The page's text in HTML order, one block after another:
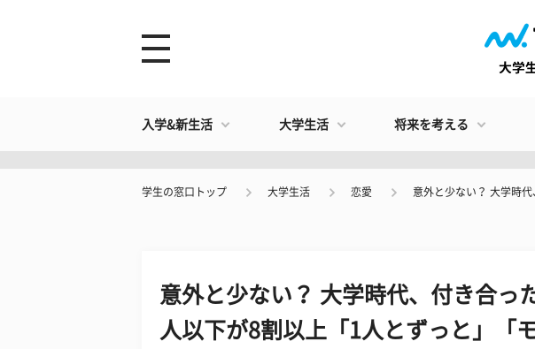
入学&新生活 大学生活 将来を考える
学生の窓口トップ 大学生活 恋愛 意外と少ない？ 大学時
意外と少ない？ 大学時代、付き合っ
人以下が8割以上「1人とずっと」「